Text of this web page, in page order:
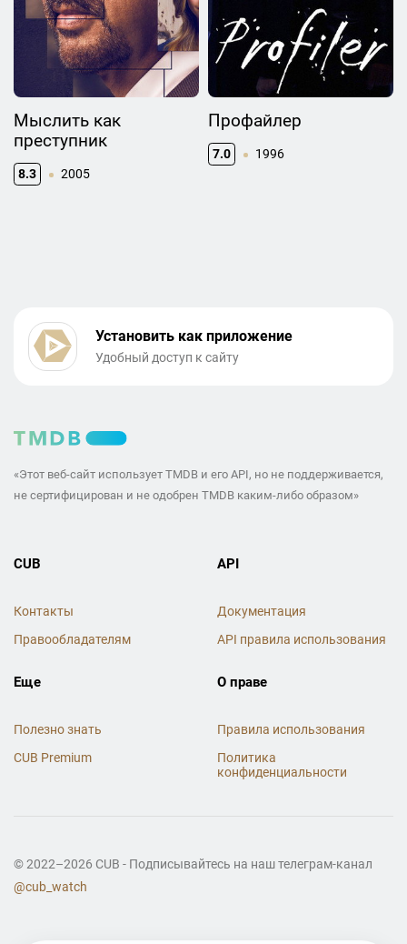
Мыслить как
преступник
8.3 2005
Профайлер
7.0 1996
Установить как приложение
Удобный доступ к сайту
«Этот веб-сайт использует TMDB и его API, но не поддерживается,
не сертифицирован и не одобрен TMDB каким-либо образом»
CUB
Контакты
Правообладателям
API
Документация
API правила использования
Еще
Полезно знать
CUB Premium
О праве
Правила использования
Политика
конфиденциальности
© 2022–2026 CUB - Подписывайтесь на наш телеграм-канал
@cub_watch